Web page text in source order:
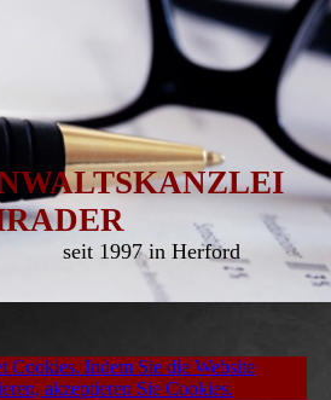
in Herford
Cookies. Indem Sie die Website
akzeptieren Sie Cookies.